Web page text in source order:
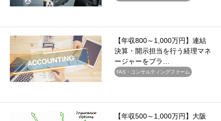
【年収800～1,000万円】連結
決算・開示担当を行う経理マネ
ージャーをプラ…
FAS・コンサルティングファーム
【年収500～1,000万円】大阪